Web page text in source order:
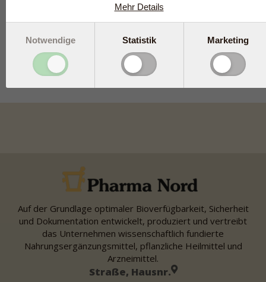
Produkte die Indigokarmin
Auf der Grundlage optimaler Bioverfügbarkeit, Sicherheit
und Dokumentation entwickelt, produziert und vertreibt
das Unternehmen wissenschaftlich fundierte
Nahrungsergänzungsmittel, pflanzliche Heilmittel und
Arzneimittel.
Straße, Hausnr.
Mehr Details
Notwendige Statistik Marketing